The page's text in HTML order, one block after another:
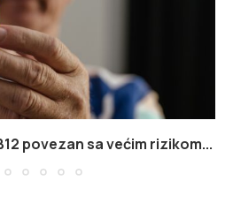
povezan sa većim rizikom...